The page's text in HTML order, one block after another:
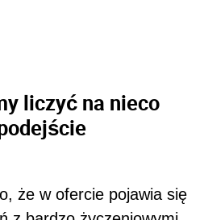
liczyć na nieco
że w ofercie pojawia się